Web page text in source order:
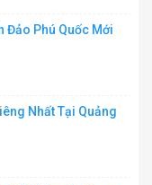
Đảo Phú Quốc Mới
Nhất Tại Quảng